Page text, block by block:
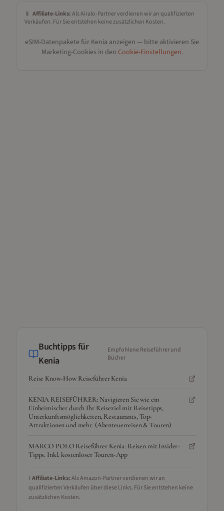
📱 Affiliate-Links:Als Airalo-Partner verdienen wir an qualifizierten
Verkäufen. Für Sie entstehen keine zusätzlichen Kosten.
eSIM-Datenpakete für Kenia anzeigen — bitte aktivieren Sie
Marketing-Cookies in den Cookie-Einstellungen.
Buchtipps für
Kenia
Empfohlene Reiseführer und
Bücher
Reise Know-How Reiseführer Kenia
KENIA REISEFÜHRER: Navigieren Sie wie ein
Einheimischer durch Ihr Reiseziel mit Reisetipps,
Unterkunftsmöglichkeiten, Restaurants, Top-
Attraktionen und mehr. (Abenteuerreisen & Touren)
MARCO POLO Reiseführer Kenia: Reisen mit Insider-
Tipps. Inkl. kostenloser Touren-App
ℹ️ Affiliate-Links:Als Amazon-Partner verdienen wir an
qualifizierten Verkäufen über diese Links. Für Sie entstehen keine
zusätzlichen Kosten.